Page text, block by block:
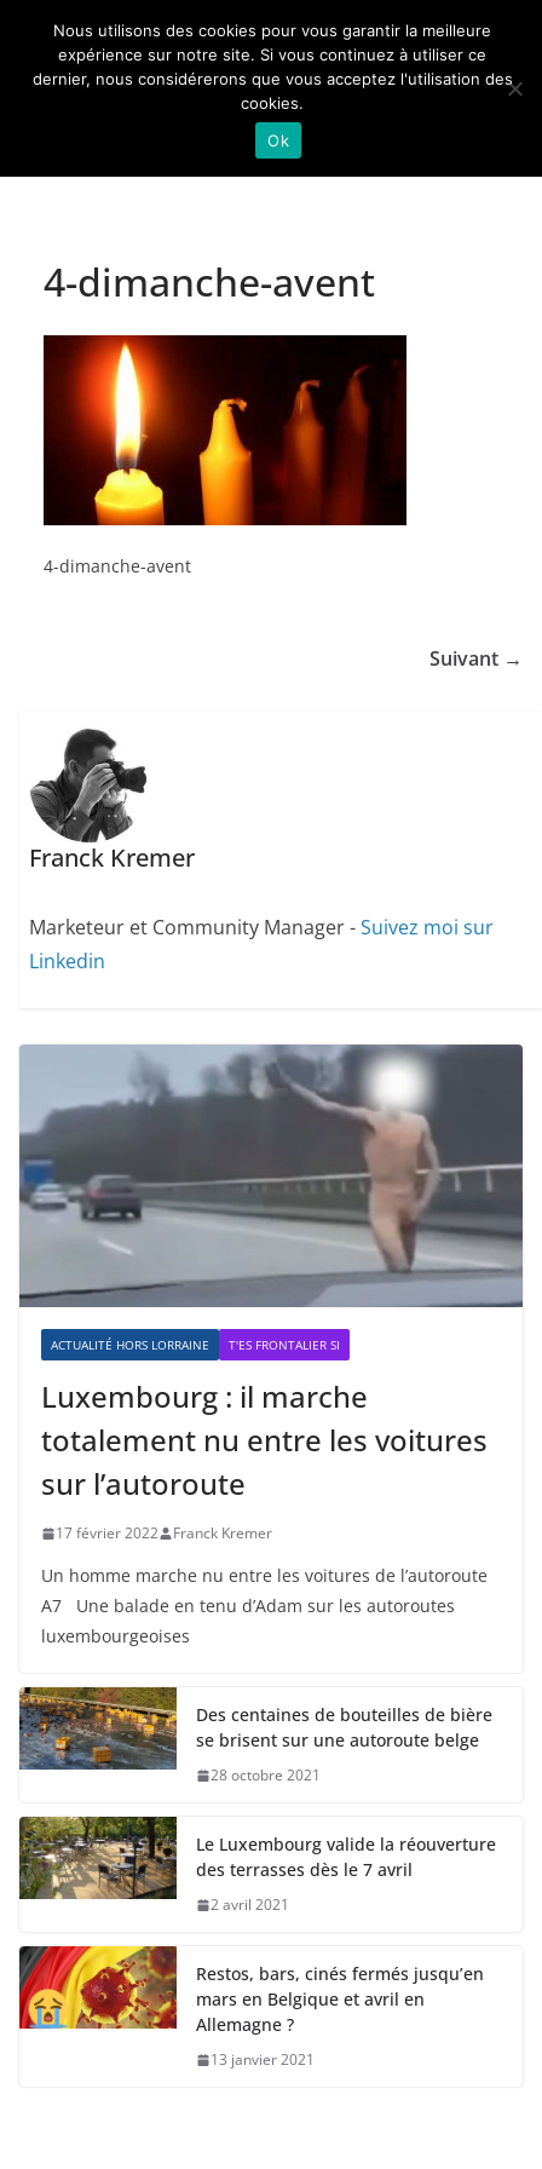
contenu
Actualités de Lorraine pour les Lorrains
4-dimanche-avent
4-dimanche-avent
Suivant →
Franck Kremer
Marketeur et Community Manager -Suivez moi sur
Linkedin
ACTUALITÉ HORS LORRAINE T'ES FRONTALIER SI
Luxembourg : il marche
totalement nu entre les voitures
sur l’autoroute
17 février 2022 Franck Kremer
Un homme marche nu entre les voitures de l’autoroute
A7 Une balade en tenu d’Adam sur les autoroutes
luxembourgeoises
Des centaines de bouteilles de bière
se brisent sur une autoroute belge
28 octobre 2021
Le Luxembourg valide la réouverture
des terrasses dès le 7 avril
2 avril 2021
Restos, bars, cinés fermés jusqu’en
mars en Belgique et avril en
Allemagne ?
13 janvier 2021
Nous utilisons des cookies pour vous garantir la meilleure
expérience sur notre site. Si vous continuez à utiliser ce
dernier, nous considérerons que vous acceptez l'utilisation des
cookies.
Ok